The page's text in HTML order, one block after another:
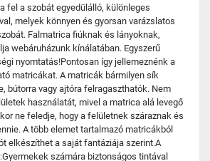
fel a szobát egyedülálló, különleges
melyek könnyen és gyorsan varázslatos
Falmatrica fiúknak és lányoknak,
webáruházunk kínálatában. Egyszerű
nyomtatás!Pontosan így jellemeznénk a
matricákat. A matricák bármilyen sík
bútorra vagy ajtóra felragaszthatók. Nem
használatát, mivel a matrica alá levegő
ne feledje, hogy a felületnek száraznak és
A több elemet tartalmazó matricákból
elkészíthet a saját fantáziája szerint.A
számára biztonságos tintával